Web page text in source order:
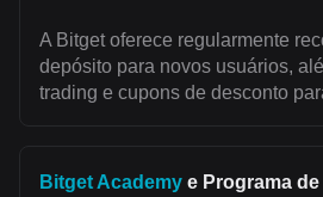
A Bitget oferece regularmente
depósito para novos usuários,
trading e cupons de desconto
Bitget Academy e Programa